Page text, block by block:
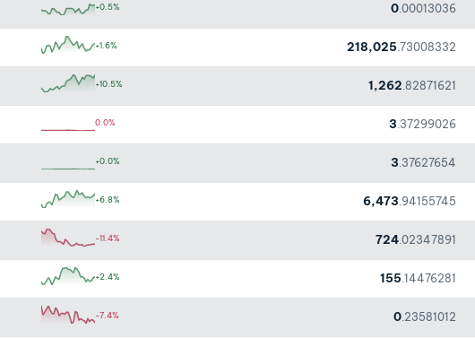
+0.5% 0.00013036
+1.6% 218,025.73008332
+10.5% 1,262.82871621
0.0% 3.37299026
+0.0% 3.37627654
+6.8% 6,473.94155745
-11.4% 724.02347891
+2.4% 155.14476281
-7.4% 0.23581012